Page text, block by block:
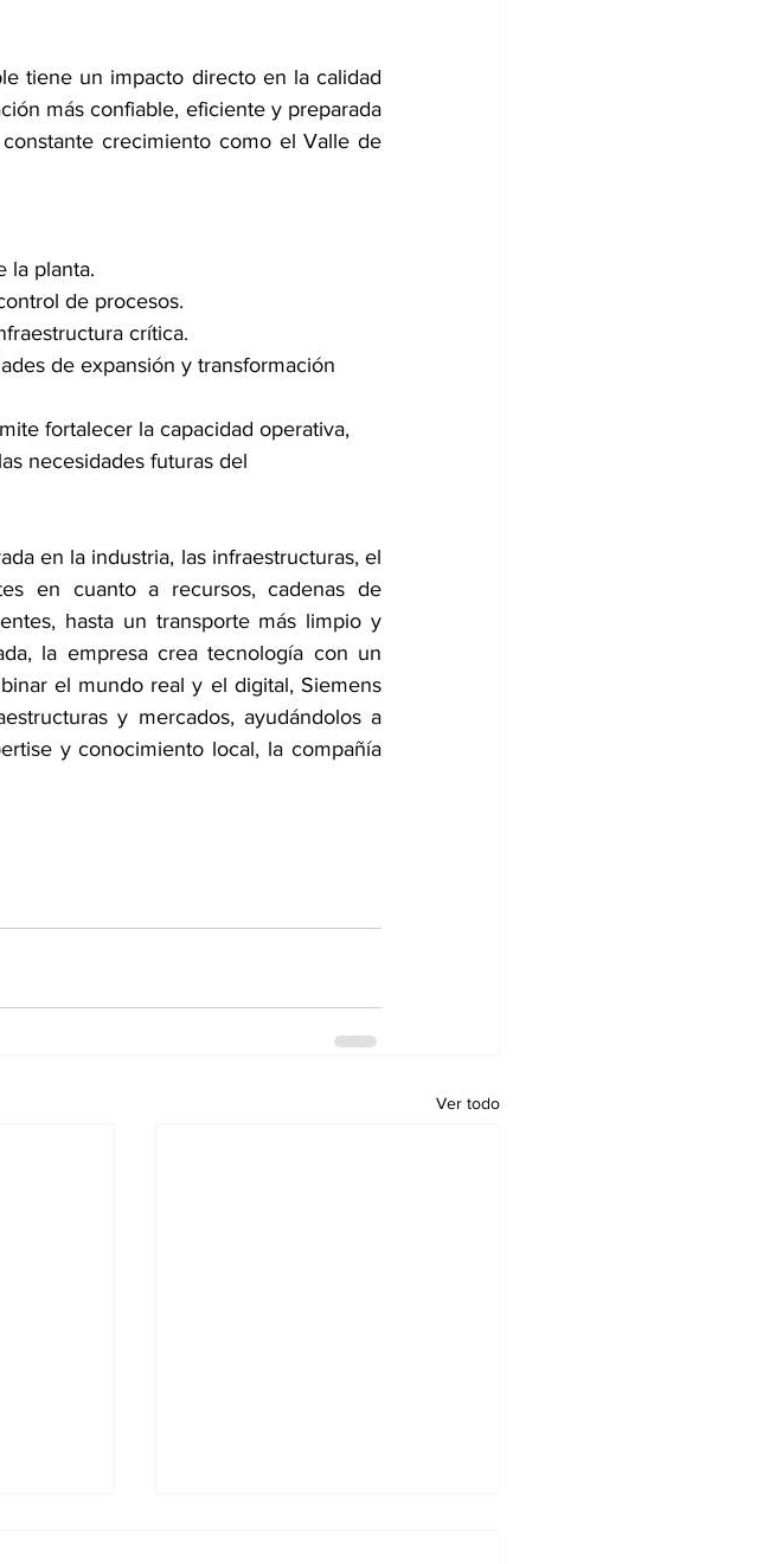
tiene un impacto directo en la calidad
más confiable, eficiente y preparada
crecimiento como el Valle de
la planta.
de procesos.
crítica.
de expansión y transformación
fortalecer la capacidad operativa,
necesidades futuras del
en la industria, las infraestructuras, el
en cuanto a recursos, cadenas de
hasta un transporte más limpio y
la empresa crea tecnología con un
el mundo real y el digital, Siemens
y mercados, ayudándolos a
y conocimiento local, la compañía
Ver todo